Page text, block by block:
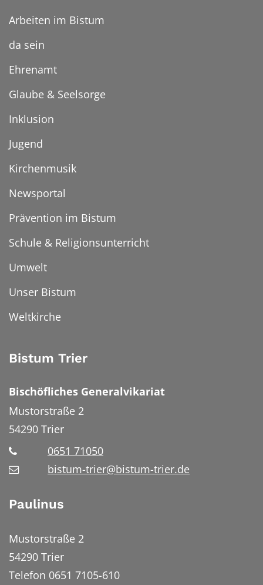
Arbeiten im Bistum
da sein
Ehrenamt
Glaube & Seelsorge
Inklusion
Jugend
Kirchenmusik
Newsportal
Prävention im Bistum
Schule & Religionsunterricht
Umwelt
Unser Bistum
Weltkirche
Bistum Trier
Bischöfliches Generalvikariat
Mustorstraße 2
54290 Trier
0651 71050
bistum-trier@bistum-trier.de
Paulinus
Mustorstraße 2
54290 Trier
Telefon 0651 7105-610